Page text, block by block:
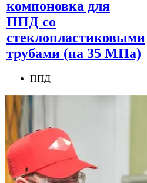
компоновка для
ППД со
стеклопластиковыми
трубами (на 35 МПа)
ППД